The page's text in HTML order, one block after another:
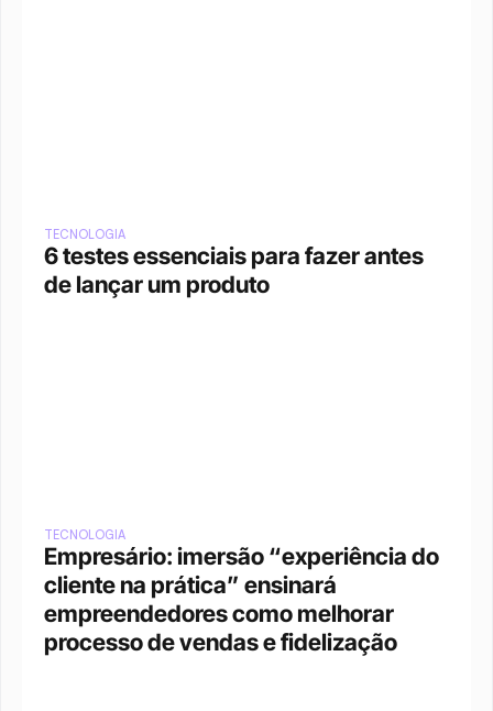
TECNOLOGIA
6 testes essenciais para fazer antes
de lançar um produto
TECNOLOGIA
Empresário: imersão “experiência do
cliente na prática” ensinará
empreendedores como melhorar
processo de vendas e fidelização